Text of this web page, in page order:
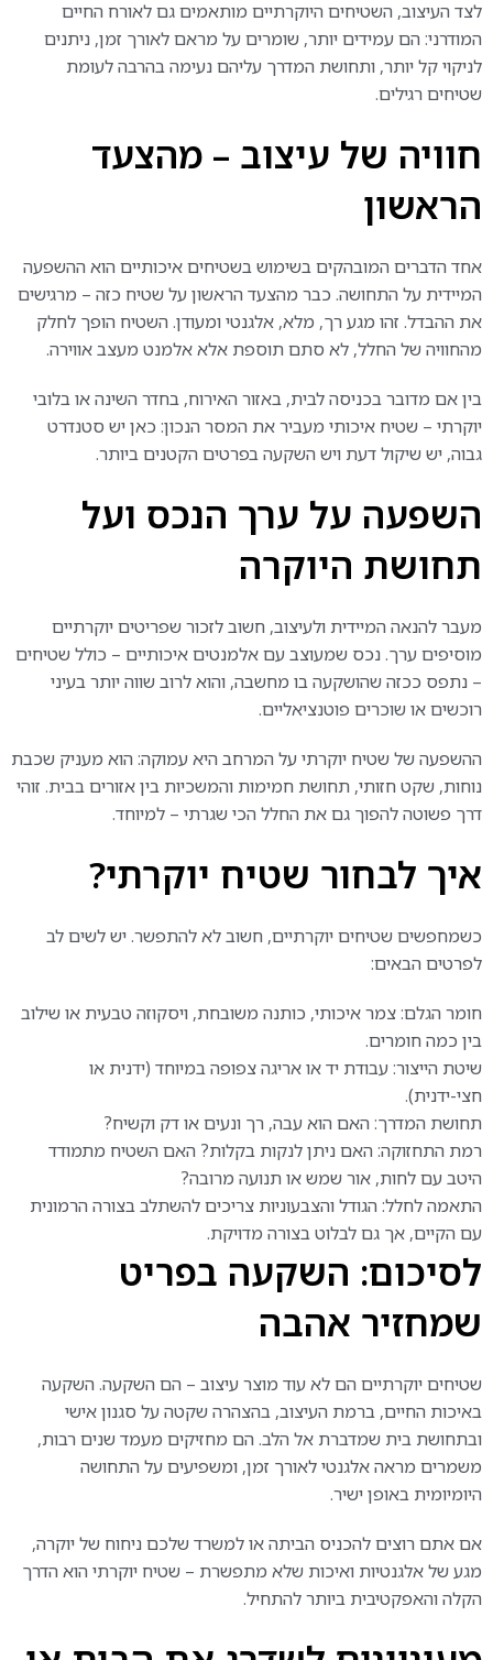
לצד העיצוב, השטיחים היוקרתיים מותאמים גם לאורח החיים
המודרני: הם עמידים יותר, שומרים על מראם לאורך זמן, ניתנים
לניקוי קל יותר, ותחושת המדרך עליהם נעימה בהרבה לעומת
שטיחים רגילים.
חוויה של עיצוב – מהצעד
הראשון
אחד הדברים המובהקים בשימוש בשטיחים איכותיים הוא ההשפעה
המיידית על התחושה. כבר מהצעד הראשון על שטיח כזה – מרגישים
את ההבדל. זהו מגע רך, מלא, אלגנטי ומעודן. השטיח הופך לחלק
מהחוויה של החלל, לא סתם תוספת אלא אלמנט מעצב אווירה.
בין אם מדובר בכניסה לבית, באזור האירוח, בחדר השינה או בלובי
יוקרתי – שטיח איכותי מעביר את המסר הנכון: כאן יש סטנדרט
גבוה, יש שיקול דעת ויש השקעה בפרטים הקטנים ביותר.
השפעה על ערך הנכס ועל
תחושת היוקרה
מעבר להנאה המיידית ולעיצוב, חשוב לזכור שפריטים יוקרתיים
מוסיפים ערך. נכס שמעוצב עם אלמנטים איכותיים – כולל שטיחים
– נתפס ככזה שהושקעה בו מחשבה, והוא לרוב שווה יותר בעיני
רוכשים או שוכרים פוטנציאליים.
ההשפעה של שטיח יוקרתי על המרחב היא עמוקה: הוא מעניק שכבת
נוחות, שקט חזותי, תחושת חמימות והמשכיות בין אזורים בבית. זוהי
דרך פשוטה להפוך גם את החלל הכי שגרתי – למיוחד.
איך לבחור שטיח יוקרתי?
כשמחפשים שטיחים יוקרתיים, חשוב לא להתפשר. יש לשים לב
לפרטים הבאים:
חומר הגלם: צמר איכותי, כותנה משובחת, ויסקוזה טבעית או שילוב
בין כמה חומרים.
שיטת הייצור: עבודת יד או אריגה צפופה במיוחד (ידנית או
חצי-ידנית).
תחושת המדרך: האם הוא עבה, רך ונעים או דק וקשיח?
רמת התחזוקה: האם ניתן לנקות בקלות? האם השטיח מתמודד
היטב עם לחות, אור שמש או תנועה מרובה?
התאמה לחלל: הגודל והצבעוניות צריכים להשתלב בצורה הרמונית
עם הקיים, אך גם לבלוט בצורה מדויקת.
לסיכום: השקעה בפריט
שמחזיר אהבה
שטיחים יוקרתיים הם לא עוד מוצר עיצוב – הם השקעה. השקעה
באיכות החיים, ברמת העיצוב, בהצהרה שקטה על סגנון אישי
ובתחושת בית שמדברת אל הלב. הם מחזיקים מעמד שנים רבות,
משמרים מראה אלגנטי לאורך זמן, ומשפיעים על התחושה
היומיומית באופן ישיר.
אם אתם רוצים להכניס הביתה או למשרד שלכם ניחוח של יוקרה,
מגע של אלגנטיות ואיכות שלא מתפשרת – שטיח יוקרתי הוא הדרך
הקלה והאפקטיבית ביותר להתחיל.